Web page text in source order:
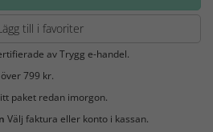
till i favoriter
av Trygg e-handel.
799 kr.
paket redan imorgon.
Välj faktura eller konto i kassan.